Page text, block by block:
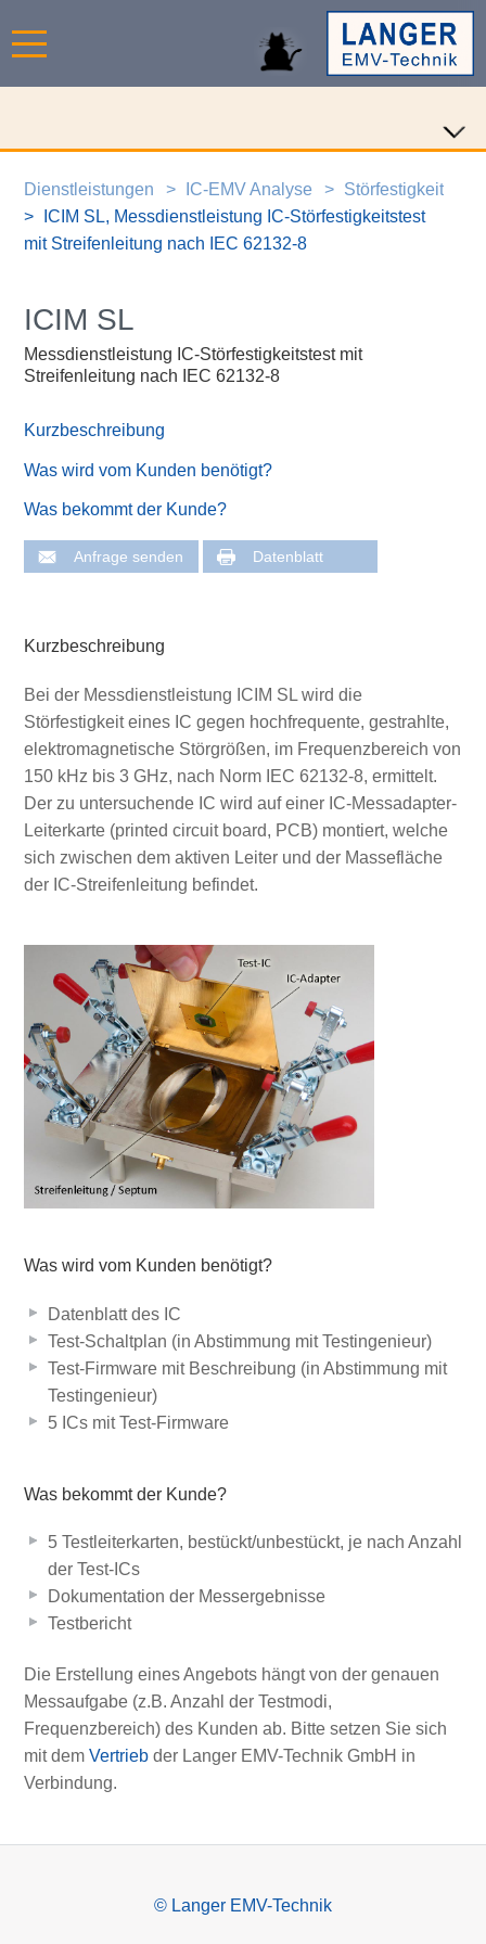
Dienstleistungen IC-EMV Analyse
Störfestigkeit
ICIM SL, Messdienstleistung IC-Störfestigkeitstest
mit Streifenleitung nach IEC 62132-8
ICIM SL
Messdienstleistung IC-Störfestigkeitstest mit
Streifenleitung nach IEC 62132-8
Kurzbeschreibung
Was wird vom Kunden benötigt?
Was bekommt der Kunde?
Anfrage senden Datenblatt
Kurzbeschreibung
Bei der Messdienstleistung ICIM SL wird die
Störfestigkeit eines IC gegen hochfrequente, gestrahlte,
elektromagnetische Störgrößen, im Frequenzbereich von
150 kHz bis 3 GHz, nach Norm IEC 62132-8, ermittelt.
Der zu untersuchende IC wird auf einer IC-Messadapter-
Leiterkarte (printed circuit board, PCB) montiert, welche
sich zwischen dem aktiven Leiter und der Massefläche
der IC-Streifenleitung befindet.
Was wird vom Kunden benötigt?
Datenblatt des IC
Test-Schaltplan (in Abstimmung mit Testingenieur)
Test-Firmware mit Beschreibung (in Abstimmung mit
Testingenieur)
5 ICs mit Test-Firmware
Was bekommt der Kunde?
5 Testleiterkarten, bestückt/unbestückt, je nach Anzahl
der Test-ICs
Dokumentation der Messergebnisse
Testbericht
Die Erstellung eines Angebots hängt von der genauen
Messaufgabe (z.B. Anzahl der Testmodi,
Frequenzbereich) des Kunden ab. Bitte setzen Sie sich
mit dem Vertriebder Langer EMV-Technik GmbH in
Verbindung.
© Langer EMV-Technik